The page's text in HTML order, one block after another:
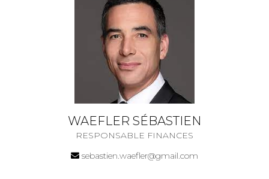
WAEFLER SÉBASTIEN
RESPONSABLE FINANCES
sebastien.waefler@gmail.com